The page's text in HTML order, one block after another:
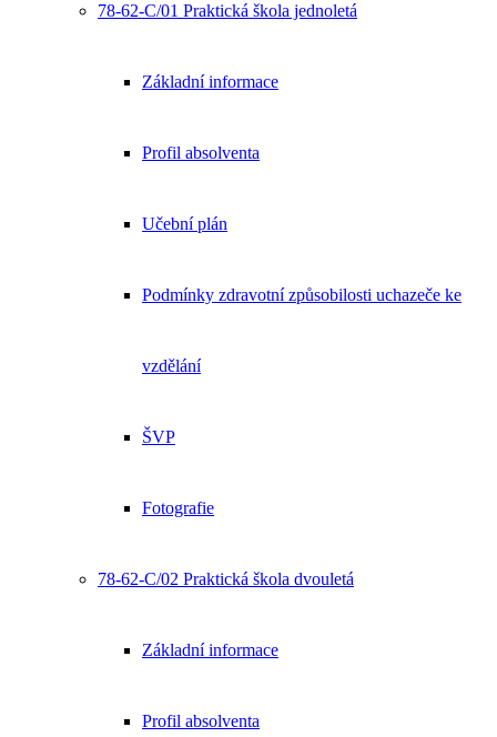
78-62-C/01 Praktická škola jednoletá
Základní informace
Profil absolventa
Učební plán
Podmínky zdravotní způsobilosti uchazeče ke
vzdělání
ŠVP
Fotografie
78-62-C/02 Praktická škola dvouletá
Základní informace
Profil absolventa